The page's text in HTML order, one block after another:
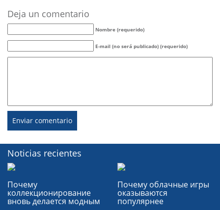
Deja un comentario
Nombre (requerido)
E-mail (no será publicado) (requerido)
Noticias recientes
Почему
коллекционирование
вновь делается модным
Почему облачные игры
оказываются
популярнее